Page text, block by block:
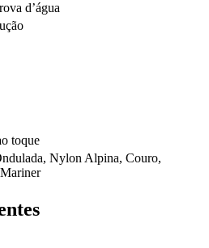
d’água
toque
Nylon Alpina, Couro,